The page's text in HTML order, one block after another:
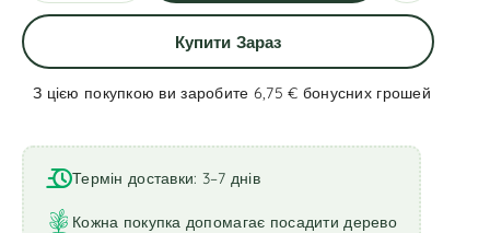
Купити Зараз
З цією покупкою ви заробите 6,75 € бонусних грошей
l
t
e
r
Термін доставки: 3–7 днів
Кожна покупка допомагає посадити дерево